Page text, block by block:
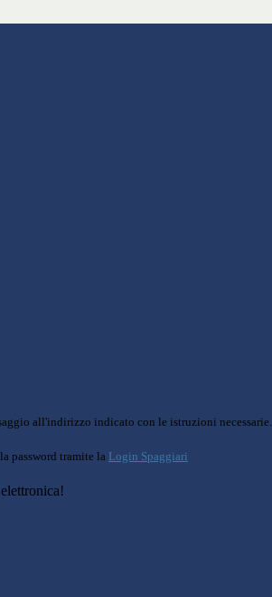
all'indirizzo indicato con le istruzioni necessarie.
password tramite la Login Spaggiari